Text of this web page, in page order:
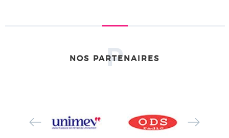
NOS PARTENAIRES
P